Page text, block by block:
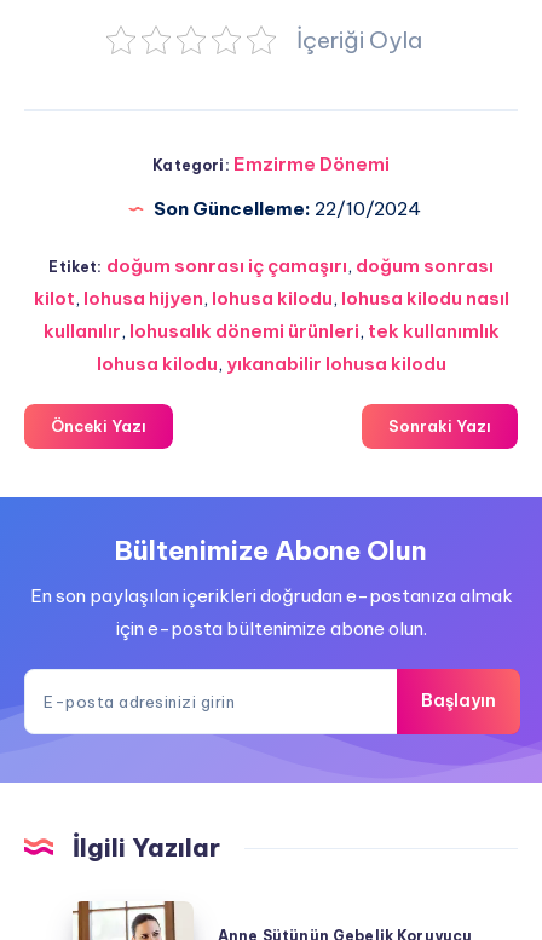
İçeriği Oyla
Kategori: Emzirme Dönemi
Son Güncelleme: 22/10/2024
Etiket: doğum sonrası iç çamaşırı, doğum sonrası
kilot, lohusa hijyen, lohusa kilodu, lohusa kilodu nasıl
kullanılır, lohusalık dönemi ürünleri, tek kullanımlık
lohusa kilodu, yıkanabilir lohusa kilodu
Önceki Yazı Sonraki Yazı
Bültenimize Abone Olun
En son paylaşılan içerikleri doğrudan e-postanıza almak
için e-posta bültenimize abone olun.
Başlayın
İlgili Yazılar
Anne
Anne Sütünün Gebelik Koruyucu